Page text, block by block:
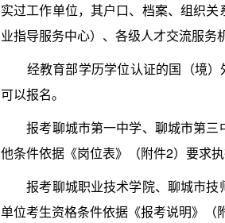
实过工作单位，其户口、档案、组织
业指导服务中心）、各级人才交流服务
经教育部学历学位认证的国（境）
可以报名。
报考聊城市第一中学、聊城市第三
他条件依据《岗位表》（附件2）要求执
报考聊城职业技术学院、聊城市技
单位考生资格条件依据《报考说明》（